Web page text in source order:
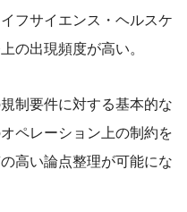
フサイエンス・ヘルスケ
の出現頻度が高い。
制要件に対する基本的な
ペレーション上の制約を
高い論点整理が可能にな